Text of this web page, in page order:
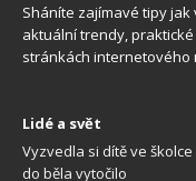
Sháníte zajímavé tipy
aktuální trendy,
stránkách internetového
Lidé a svět
Vyzvedla si dítě ve
do běla vytočilo